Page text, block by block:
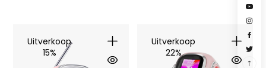
Uitverkoop
15%
Uitverkoop
22%